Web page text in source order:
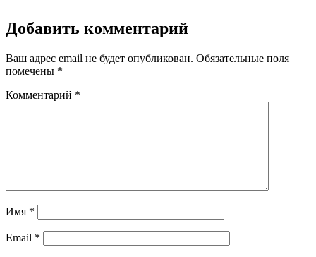
Добавить комментарий
Ваш адрес email не будет опубликован. Обязательные поля
помечены *
Комментарий *
Имя *
Email *